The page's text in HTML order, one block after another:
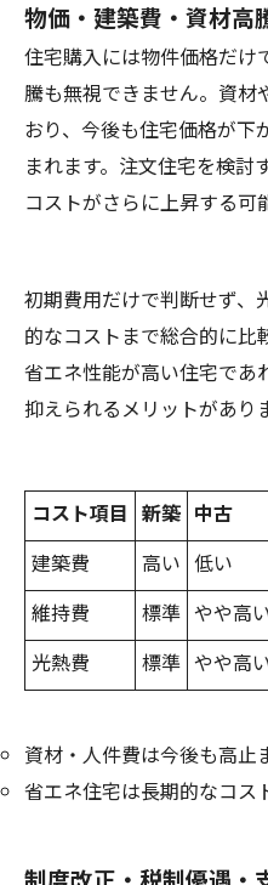
物価・建築費・資材高
住宅購入には物件価格だけ
騰も無視できません。資材
おり、今後も住宅価格が
まれます。注文住宅を検
コストがさらに上昇する可
初期費用だけで判断せず、
的なコストまで総合的に比
省エネ性能が高い住宅であ
抑えられるメリットがあり
コスト項目 新築 中古
建築費
高い 低い
維持費
標準 やや高
光熱費
標準 やや高
資材・人件費は今後も高止
省エネ住宅は長期的なコス